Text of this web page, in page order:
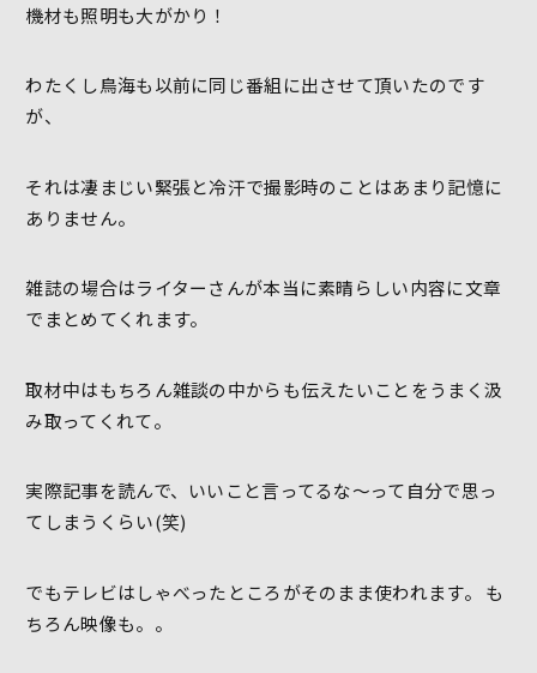
機材も照明も大がかり！
わたくし鳥海も以前に同じ番組に出させて頂いたのです
が、
それは凄まじい緊張と冷汗で撮影時のことはあまり記憶に
ありません。
雑誌の場合はライターさんが本当に素晴らしい内容に文章
でまとめてくれます。
取材中はもちろん雑談の中からも伝えたいことをうまく汲
み取ってくれて。
実際記事を読んで、いいこと言ってるな～って自分で思っ
てしまうくらい(笑)
でもテレビはしゃべったところがそのまま使われます。 も
ちろん映像も。。